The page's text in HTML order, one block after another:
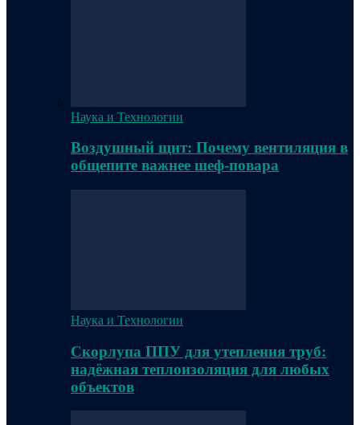
Наука и Технологии
Воздушный щит: Почему вентиляция в
общепите важнее шеф-повара
Наука и Технологии
Скорлупа ППУ для утепления труб:
надёжная теплоизоляция для любых
объектов